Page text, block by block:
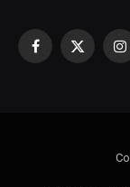
Facebook
X